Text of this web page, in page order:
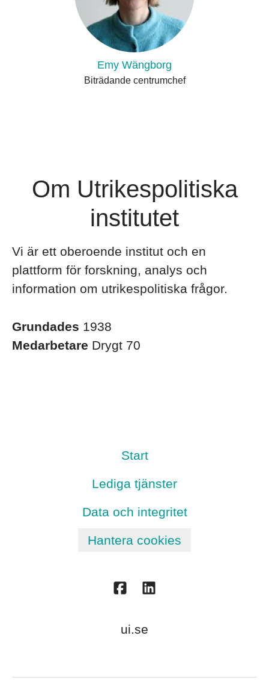
Emy Wängborg
Biträdande centrumchef
Om Utrikespolitiska
institutet
Vi är ett oberoende institut och en
plattform för forskning, analys och
information om utrikespolitiska frågor.
Grundades 1938
Medarbetare Drygt 70
Start
Lediga tjänster
Data och integritet
Hantera cookies
ui.se